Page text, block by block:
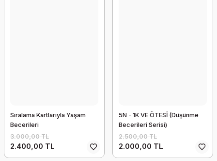
Sıralama Kartlarıyla Yaşam
Becerileri
3.000,00 TL
2.400,00 TL
5N - 1K VE ÖTESİ (Düşünme
Becerileri Serisi)
2.500,00 TL
2.000,00 TL